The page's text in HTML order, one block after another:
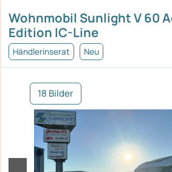
Wohnmobil Sunlight V 60
Edition IC-Line
Händlerinserat Neu
18 Bilder